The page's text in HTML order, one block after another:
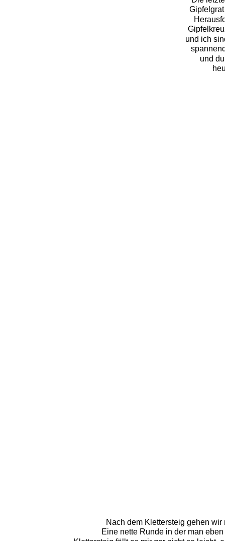
Nach dem Klettersteig gehen
Eine nette Runde in der man
und ich
und